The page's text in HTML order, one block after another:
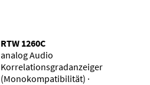
RTW 1260C
analog Audio
Korrelationsgradanzeiger
(Monokompatibilität) ·